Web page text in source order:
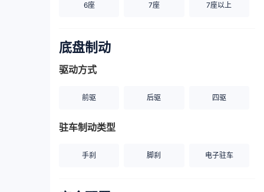
6座 7座 7座以上
底盘制动
驱动方式
前驱 后驱 四驱
驻车制动类型
手刹 脚刹 电子驻车